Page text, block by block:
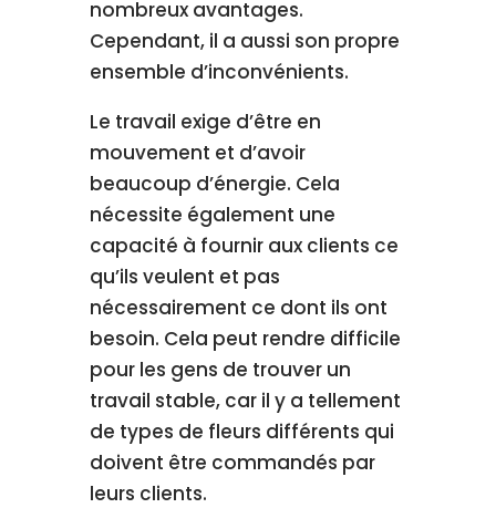
nombreux avantages.
Cependant, il a aussi son propre
ensemble d’inconvénients.
Le travail exige d’être en
mouvement et d’avoir
beaucoup d’énergie. Cela
nécessite également une
capacité à fournir aux clients ce
qu’ils veulent et pas
nécessairement ce dont ils ont
besoin. Cela peut rendre difficile
pour les gens de trouver un
travail stable, car il y a tellement
de types de fleurs différents qui
doivent être commandés par
leurs clients.